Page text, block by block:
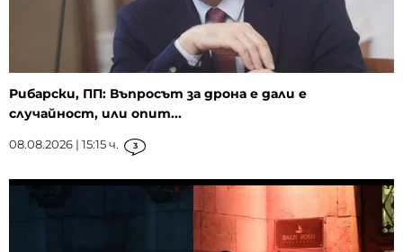
Рибарски, ПП: Въпросът за дрона е дали е
случайност, или опит...
08.08.2026 | 15:15 ч. 3